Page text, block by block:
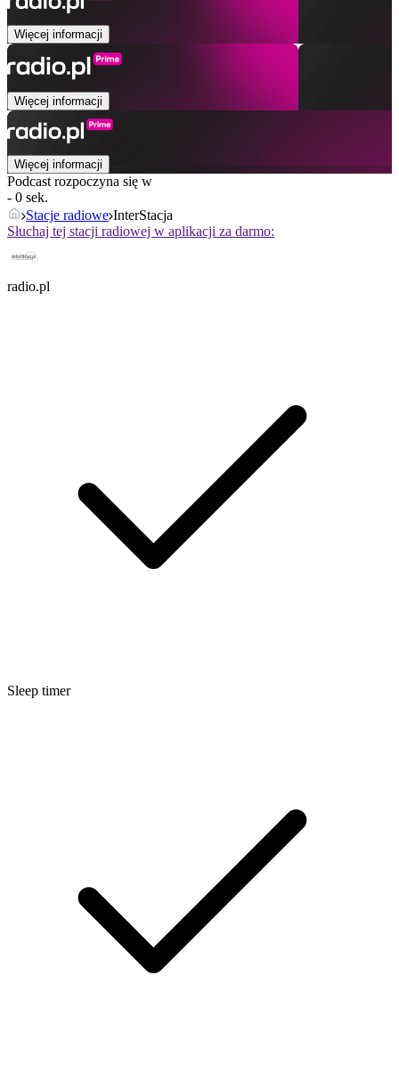
Więcej informacji
Więcej informacji
Więcej informacji
Podcast rozpoczyna się w
- 0 sek.
Stacje radiowe InterStacja
Słuchaj tej stacji radiowej w aplikacji za darmo:
radio.pl
Sleep timer